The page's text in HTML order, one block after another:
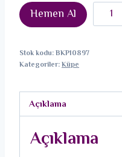
Hemen Al
Pirinç
Pembe
Renk
Küpe
Stok kodu:BKP10897
Kategoriler:Küpe
Açıklama
Açıklama